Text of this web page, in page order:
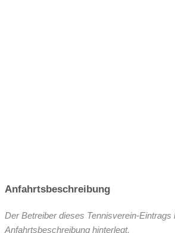
Anfahrtsbeschreibung
Der Betreiber dieses Tennisverein-Eintrags
Anfahrtsbeschreibung hinterlegt.